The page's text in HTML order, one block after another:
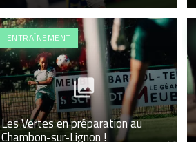
ENTRAÎNEMENT
Les Vertes en préparation au
Chambon-sur-Lignon !